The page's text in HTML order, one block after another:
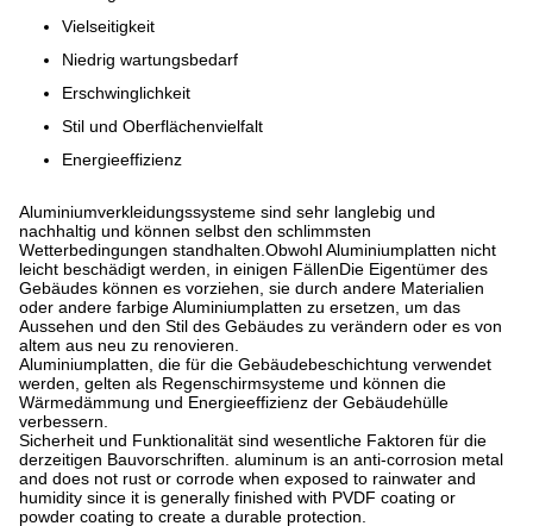
Vielseitigkeit
Niedrig wartungsbedarf
Erschwinglichkeit
Stil und Oberflächenvielfalt
Energieeffizienz
Aluminiumverkleidungssysteme sind sehr langlebig und
nachhaltig und können selbst den schlimmsten
Wetterbedingungen standhalten.Obwohl Aluminiumplatten nicht
leicht beschädigt werden, in einigen FällenDie Eigentümer des
Gebäudes können es vorziehen, sie durch andere Materialien
oder andere farbige Aluminiumplatten zu ersetzen, um das
Aussehen und den Stil des Gebäudes zu verändern oder es von
altem aus neu zu renovieren.
Aluminiumplatten, die für die Gebäudebeschichtung verwendet
werden, gelten als Regenschirmsysteme und können die
Wärmedämmung und Energieeffizienz der Gebäudehülle
verbessern.
Sicherheit und Funktionalität sind wesentliche Faktoren für die
derzeitigen Bauvorschriften. aluminum is an anti-corrosion metal
and does not rust or corrode when exposed to rainwater and
humidity since it is generally finished with PVDF coating or
powder coating to create a durable protection.